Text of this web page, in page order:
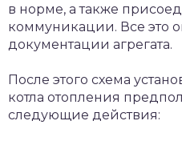
в норме, а также
коммуникации. Все это
документации агрегата.
После этого схема
котла отопления
следующие действия: